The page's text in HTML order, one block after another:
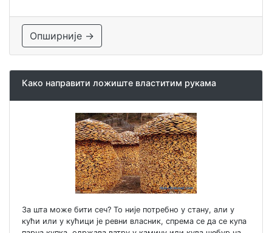
Опширније →
Како направити ложиште властитим рукама
За шта може бити сеч? То није потребно у стану, али у
кући или у кућици је ревни власник, спрема се да се купа